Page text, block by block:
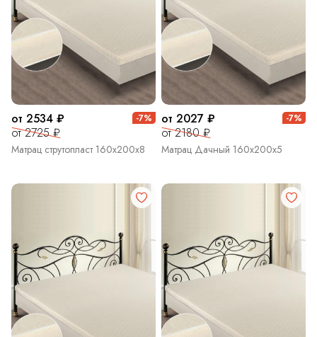
от 2534 ₽
от 2725 ₽
-7%
Матрац струтопласт 160х200х8
от 2027 ₽
от 2180 ₽
-7%
Матрац Дачный 160х200х5